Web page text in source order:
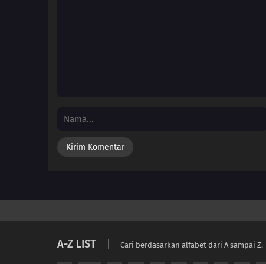
A-Z LIST Cari berdasarkan alfabet dari A sampai Z.